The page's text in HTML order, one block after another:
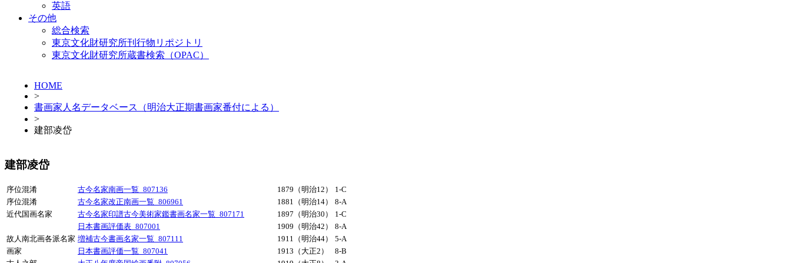
英語
その他
総合検索
東京文化財研究所刊行物リポジトリ
東京文化財研究所蔵書検索（OPAC）
HOME
>
書画家人名データベース（明治大正期書画家番付による）
>
建部凌岱
建部凌岱
序位混淆 古今名家南画一覧_807136 1879（明治12）
1-C
序位混淆
古今名家改正南画一覧_806961 1881（明治14）
8-A
近代国画名家
古今名家印譜古今美術家鑑書画名家一覧_807171 1897（明治30）
1-C
日本書画評価表_807001
1909（明治42）
8-A
故人南北画各派名家 増補古今書画名家一覧_807111 1911（明治44）
5-A
画家
日本書画評価一覧_807041 1913（大正2）
8-B